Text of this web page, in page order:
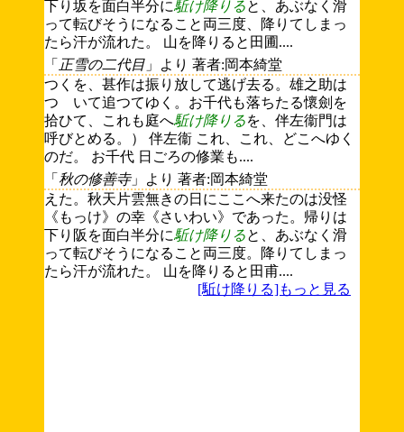
下り坂を面白半分に駈け降りると、あぶなく滑
って転びそうになること両三度、降りてしまっ
たら汗が流れた。 山を降りると田圃....
「 正雪の二代目 」より 著者:岡本綺堂
つくを、甚作は振り放して逃げ去る。雄之助は
つゞいて追つてゆく。お千代も落ちたる懷劍を
拾ひて、これも庭へ駈け降りるを、伴左衞門は
呼びとめる。） 伴左衞 これ、これ、どこへゆく
のだ。 お千代 日ごろの修業も....
「 秋の修善寺」より 著者:岡本綺堂
えた。秋天片雲無きの日にここへ来たのは没怪
《もっけ》の幸《さいわい》であった。帰りは
下り阪を面白半分に駈け降りると、あぶなく滑
って転びそうになること両三度。降りてしまっ
たら汗が流れた。 山を降りると田甫....
[駈け降りる]もっと見る